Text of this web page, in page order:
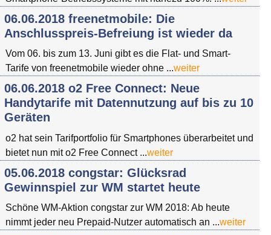
06.06.2018 freenetmobile: Die
Anschlusspreis-Befreiung ist wieder da
Vom 06. bis zum 13. Juni gibt es die Flat- und Smart-
Tarife von freenetmobile wieder ohne ...weiter
06.06.2018 o2 Free Connect: Neue
Handytarife mit Datennutzung auf bis zu 10
Geräten
o2 hat sein Tarifportfolio für Smartphones überarbeitet und
bietet nun mit o2 Free Connect ...weiter
05.06.2018 congstar: Glücksrad
Gewinnspiel zur WM startet heute
Schöne WM-Aktion congstar zur WM 2018: Ab heute
nimmt jeder neu Prepaid-Nutzer automatisch an ...weiter